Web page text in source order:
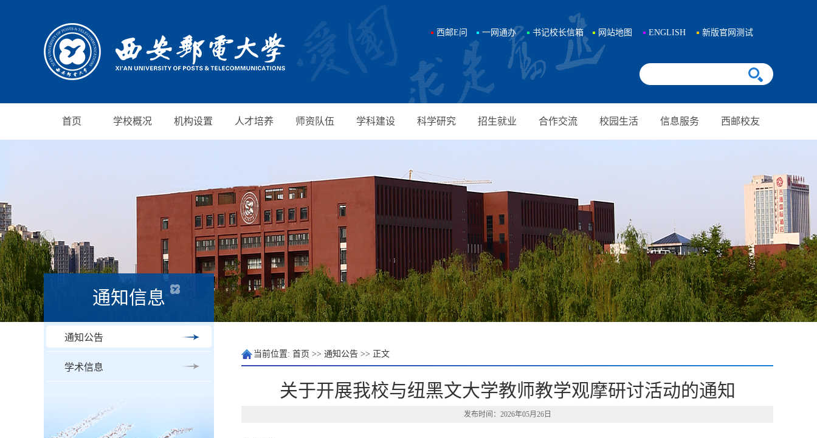
西邮E问 一网通办 书记校长信箱 网站地图 ENGLISH 新版官网测试
首页 学校概况 机构设置 人才培养 师资队伍 学科建设 科学研究 招生就业 合作交流 校园生活 信息服务 西邮校友
通知信息
通知公告
学术信息
当前位置: 首页 >> 通知公告 >> 正文
关于开展我校与纽黑文大学教师教学观摩研讨活动的通知
发布时间：2026年05月26日